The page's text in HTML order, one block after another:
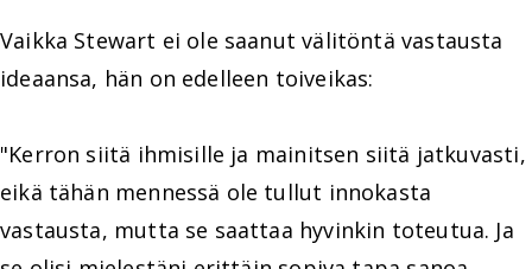
Vaikka Stewart ei ole saanut välitöntä vastausta
ideaansa, hän on edelleen toiveikas:
"Kerron siitä ihmisille ja mainitsen siitä jatkuvasti,
eikä tähän mennessä ole tullut innokasta
vastausta, mutta se saattaa hyvinkin toteutua. Ja